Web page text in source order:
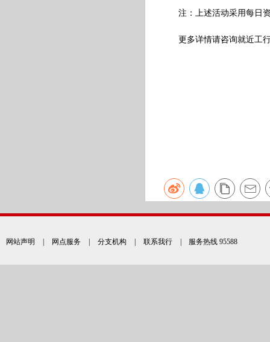
注：上述活动采用每日资
更多详情请咨询就近工
网站声明 网点服务 分支机构 联系我行 | 服务热线 95588